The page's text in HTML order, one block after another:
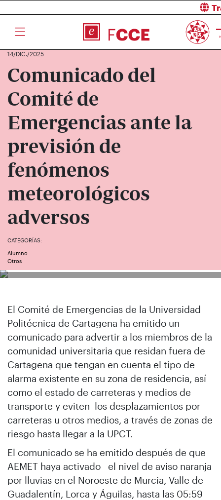
14/DIC./2025
Comunicado del
Comité de
Emergencias ante la
previsión de
fenómenos
meteorológicos
adversos
CATEGORÍAS:
Alumno
Otros
El Comité de Emergencias de la Universidad
Politécnica de Cartagena ha emitido un
comunicado para advertir a los miembros de la
comunidad universitaria que residan fuera de
Cartagena que tengan en cuenta el tipo de
alarma existente en su zona de residencia, así
como el estado de carreteras y medios de
transporte y eviten los desplazamientos por
carreteras u otros medios, a través de zonas de
riesgo hasta llegar a la UPCT.
El comunicado se ha emitido después de que
AEMET haya activado el nivel de aviso naranja
por lluvias en el Noroeste de Murcia, Valle de
Guadalentín, Lorca y Águilas, hasta las 05:59